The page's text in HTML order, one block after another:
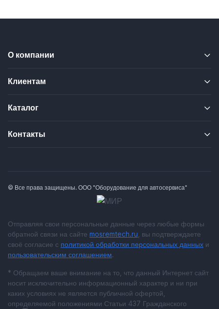
О компании
Клиентам
Каталог
Контакты
© Все права защищены. ООО "Оборудование для автосервиса"
Отправляя свои персональные данные через любые формы
обратной связи на сайте mosremtech.ru , вы подтверждаете
своё согласие с политикой обработки персональных данных и
пользовательским соглашением.
* Обращаем ваше внимание на то, что данный Интернет сайт
носит исключительно информационный характер и ни при
каких условиях не является публичной офертой,
определяемой положениями Статьи 437 Гражданского